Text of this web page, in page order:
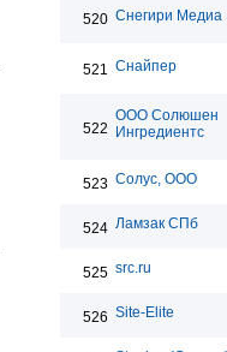
520 Снегири Медиа
521 Снайпер
522
ООО Солюшен
Ингредиентс
523 Солус, ООО
524 Ламзак СПб
525 src.ru
526 Site-Elite